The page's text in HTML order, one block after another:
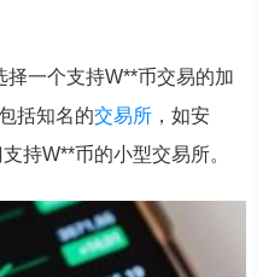
择一个支持W**币交易的加
括知名的交易所，如安
持W**币的小型交易所。